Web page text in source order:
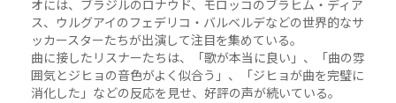
オには、ブラジルのロナウド、モロッコのブラヒム・ディア
ス、ウルグアイのフェデリコ・バルベルデなどの世界的なサ
ッカースターたちが出演して注目を集めている。
曲に接したリスナーたちは、「歌が本当に良い」、「曲の雰
囲気とジヒョの音色がよく似合う」、「ジヒョが曲を完璧に
消化した」などの反応を見せ、好評の声が続いている。